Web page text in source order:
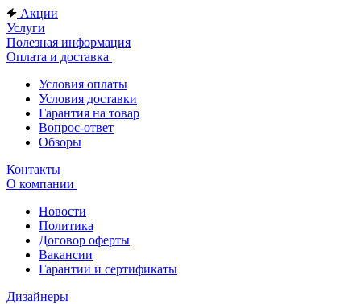
Акции
Услуги
Полезная информация
Оплата и доставка
Условия оплаты
Условия доставки
Гарантия на товар
Вопрос-ответ
Обзоры
Контакты
О компании
Новости
Политика
Договор оферты
Вакансии
Гарантии и сертификаты
Дизайнеры